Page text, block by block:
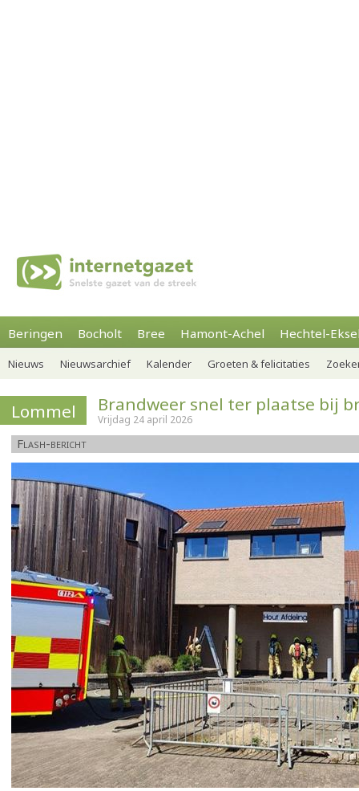
Beringen Bocholt Bree Hamont-Achel Hechtel-
Nieuws Nieuwsarchief Kalender Groeten & felicitaties
Lommel Brandweer snel ter plaatse bij
Vrijdag 24 april 2026
Flash-bericht